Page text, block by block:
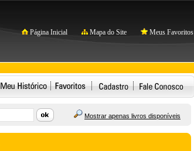
Página Inicial Mapa do Site Meus Favoritos
Mostrar apenas livros disponíveis